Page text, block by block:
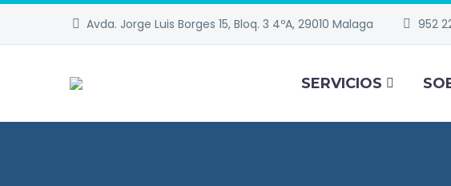
Avda. Jorge Luis Borges 15, Bloq. 3 4ºA, 29010 Malaga 952
SERVICIOS